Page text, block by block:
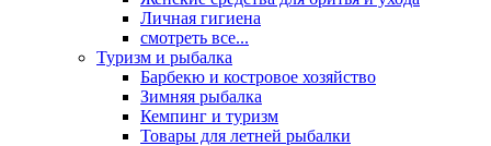
Личная гигиена
смотреть все...
Туризм и рыбалка
Барбекю и костровое хозяйство
Зимняя рыбалка
Кемпинг и туризм
Товары для летней рыбалки